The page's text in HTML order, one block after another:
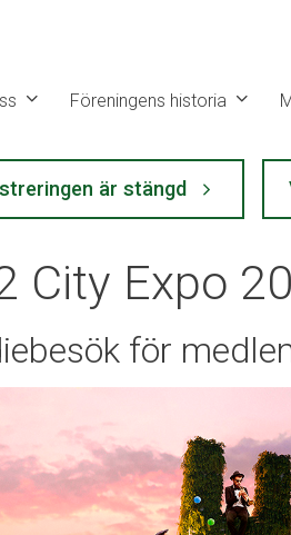
Föreningens historia
är stängd
City Expo
för